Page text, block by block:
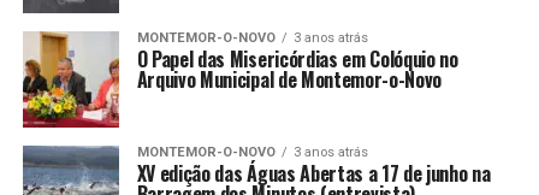
MONTEMOR-O-NOVO 3 anos atrás
O Papel das Misericórdias em Colóquio no
Arquivo Municipal de Montemor-o-Novo
MONTEMOR-O-NOVO 3 anos atrás
XV edição das Águas Abertas a 17 de junho na